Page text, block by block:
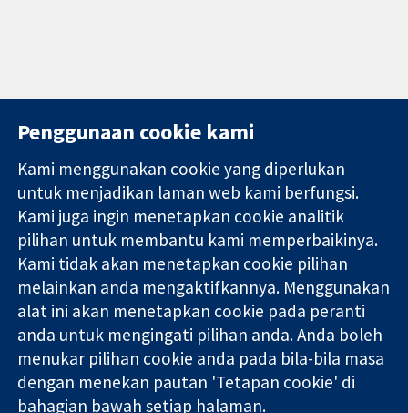
Bukti yang
dipercayai.
keputusan
termaklum
Kesihatan yang
lebih baik
11-13 Cavendish
Square
London
W1G 0AN
United Kingdom
Hubungi kita
Berita
Pejabat
akhbar
Perihal Kami
Pekerjaan
Cochrane
Library
Kolaborasi Cochrane ialah sebuah badan amal (no. 1045921) dan
Penggunaan cookie kami
Kami menggunakan cookie yang diperlukan
untuk menjadikan laman web kami berfungsi.
Kami juga ingin menetapkan cookie analitik
pilihan untuk membantu kami memperbaikinya.
Kami tidak akan menetapkan cookie pilihan
melainkan anda mengaktifkannya. Menggunakan
alat ini akan menetapkan cookie pada peranti
anda untuk mengingati pilihan anda. Anda boleh
menukar pilihan cookie anda pada bila-bila masa
dengan menekan pautan 'Tetapan cookie' di
bahagian bawah setiap halaman.